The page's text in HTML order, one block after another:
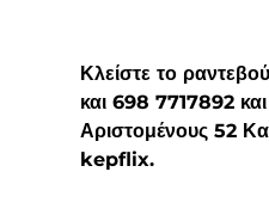
Κλείστε το
και 698 7717892
Αριστομένους 52
kepflix.